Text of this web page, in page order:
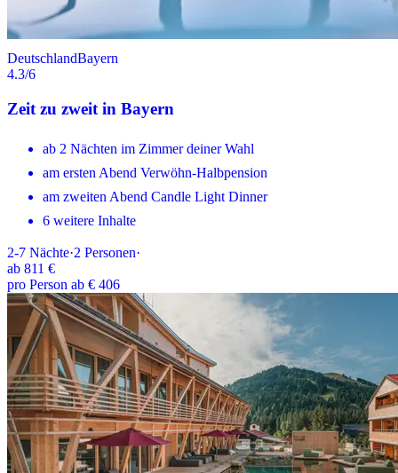
DeutschlandBayern
4.3/6
Zeit zu zweit in Bayern
ab 2 Nächten im Zimmer deiner Wahl
am ersten Abend Verwöhn-Halbpension
am zweiten Abend Candle Light Dinner
6 weitere Inhalte
2-7 Nächte·2 Personen·
ab 811 €
pro Person ab € 406